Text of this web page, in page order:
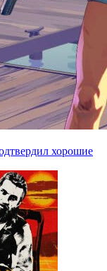
хорошие